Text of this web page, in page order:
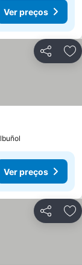
Ver preços
Partilhar
Ver preços
Partilhar